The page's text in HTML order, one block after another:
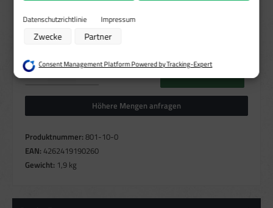
Haftfolie gem. BS-5609/Rollen
PVC-Haftfolie/Einzeln
Produkt Anzahl: Gib den gewünschten Wert ein oder benutze die Schaltflächen um die Anzahl zu
Höhere Mengen anfragen
Produktnummer: 801-10-0
EAN: 4262419190260
Gewicht: 1,9 kg
Zwecke der Datenverarbeitung durch unsere Partner:
Verwendung reduzierter Daten zur Auswahl von Werbeanzeigen
Verwendung von Profilen zur Auswahl personalisierter Werbung
Erstellung von Profilen zur Personalisierung von Inhalten
Verwendung von Profilen zur Auswahl personalisierter Inhalte
Messung der Performance von Inhalten
Analyse von Zielgruppen durch Statistiken oder Kombinationen von Daten
aus verschiedenen Quellen
Verwendung reduzierter Daten zur Auswahl von Inhalten
Besondere Features:
Verwendung genauer Standortdaten
Datenschutzrichtlinie Impressum
Zwecke Partner
Consent Management Platform Powered by Tracking-Expert